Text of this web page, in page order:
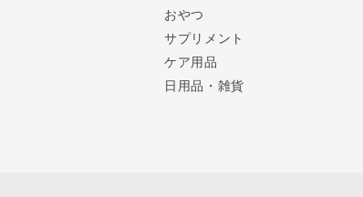
おやつ
サプリメント
ケア用品
日用品・雑貨